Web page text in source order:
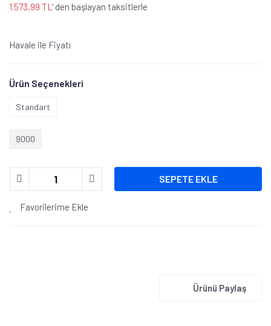
1.573,99 TL ' den başlayan taksitlerle
Havale ile Fiyatı
Ürün Seçenekleri
Standart
9000
SEPETE EKLE
Favorilerime Ekle
Ürünü Paylaş